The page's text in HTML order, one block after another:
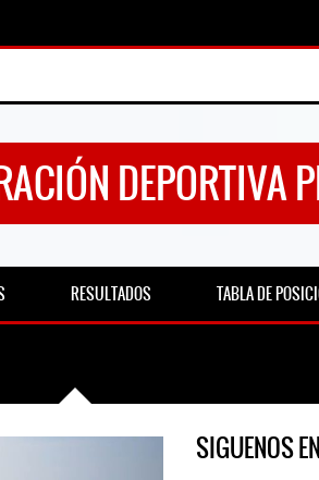
DEPORTIVA
RESULTADOS TABLA DE
SIGUENOS